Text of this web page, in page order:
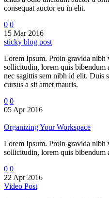
consequat auctor eu in elit.
0 0
15 Mar 2016
sticky blog post
Lorem Ipsum. Proin gravida nibh
sollicitudin, lorem quis bibendum
nec sagittis sem nibh id elit. Duis
cursus a sit amet mauris.
0 0
05 Apr 2016
Organizing Your Workspace
Lorem Ipsum. Proin gravida nibh
sollicitudin, lorem quis bibendum
0 0
22 Apr 2016
Video Post